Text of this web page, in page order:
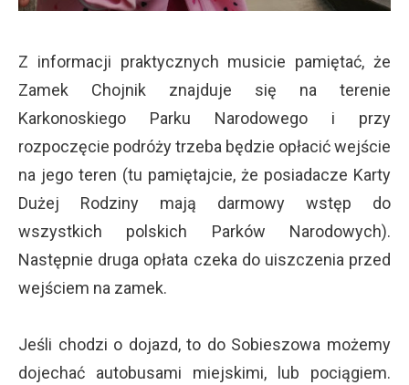
Z informacji praktycznych musicie pamiętać, że
Zamek Chojnik znajduje się na terenie
Karkonoskiego Parku Narodowego i przy
rozpoczęcie podróży trzeba będzie opłacić wejście
na jego teren (tu pamiętajcie, że posiadacze Karty
Dużej Rodziny mają darmowy wstęp do
wszystkich polskich Parków Narodowych).
Następnie druga opłata czeka do uiszczenia przed
wejściem na zamek.
Jeśli chodzi o dojazd, to do Sobieszowa możemy
dojechać autobusami miejskimi, lub pociągiem.